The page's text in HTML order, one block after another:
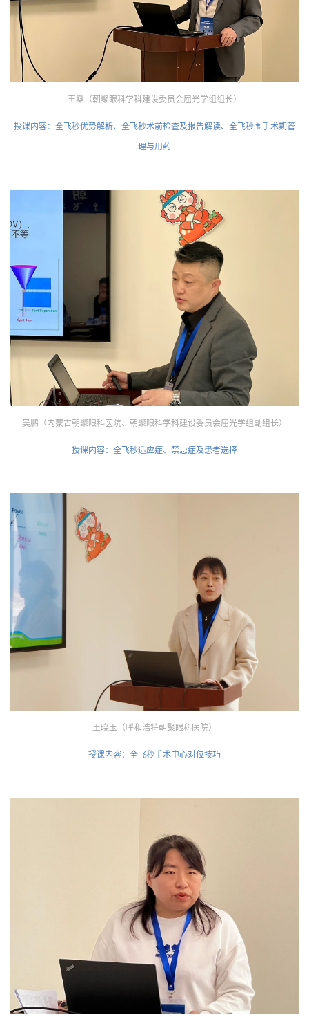
王燊（朝聚眼科学科建设委员会屈光学组组长）
授课内容：全飞秒优势解析、全飞秒术前检查及报告解读、全飞秒围手术期管
理与用药
吴鹏（内蒙古朝聚眼科医院、朝聚眼科学科建设委员会屈光学组副组长）
授课内容：全飞秒适应症、禁忌症及患者选择
王晓玉（呼和浩特朝聚眼科医院）
授课内容：全飞秒手术中心对位技巧